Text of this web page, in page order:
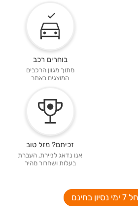
בוחרים רכב
מתוך מגוון הרכבים
המוצגים באתר
זכיתם? מזל טוב
אנו נדאג לניירת, העברת
בעלות ושחרור מהיר
בחינם